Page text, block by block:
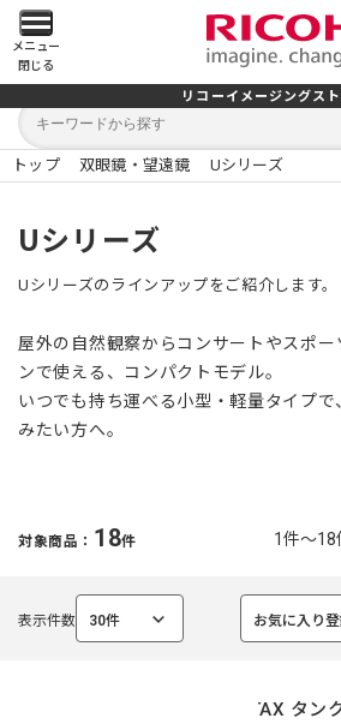
メ
イ
ン
メ
ニ
ュ
ー
を
開
メニュー
閉じる
リコーイメージングス
キ
ワ
ー
トップ 双眼鏡・望遠鏡 Uシリーズ
Uシリーズ
Uシリーズのラインアップをご紹介します。
屋外の自然観察からコンサートやスポ
ンで使える、コンパクトモデル。
いつでも持ち運べる小型・軽量タイプで
みたい方へ。
対象商品： 18件 1件～18
表示件数 30件
選
お気に入り
選
PENTAX タ